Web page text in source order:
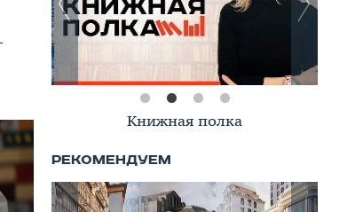
Книжная полка